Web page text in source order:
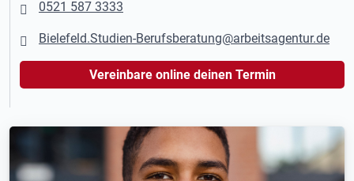
0521 587 3333
Bielefeld.Studien-Berufsberatung@arbeitsagentur.de
Vereinbare online deinen Termin